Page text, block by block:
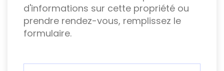
d'informations sur cette propriété ou
prendre rendez-vous, remplissez le
formulaire.